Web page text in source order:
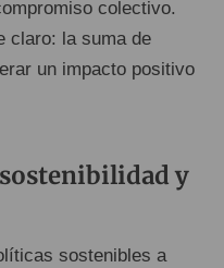
colectivo.
claro: la suma de
un impacto positivo
y
sostenibles a